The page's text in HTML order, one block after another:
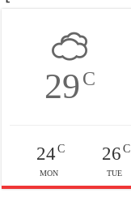
29C
24C
MON
26C
TUE